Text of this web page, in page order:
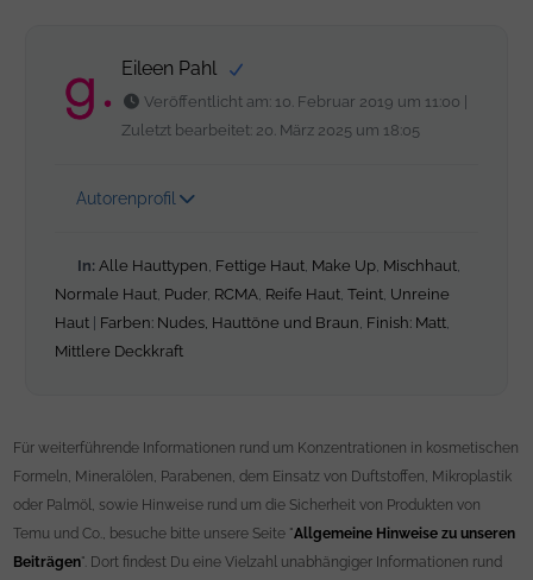
Eileen Pahl
Veröffentlicht am: 10. Februar 2019 um 11:00 |
Zuletzt bearbeitet: 20. März 2025 um 18:05
Autorenprofil
In: Alle Hauttypen Fettige Haut Make Up Mischhaut
Normale Haut Puder, RCMA Reife Haut ,Teint Unreine
Haut
Farben: Nudes, Hauttöne und Braun Finish: Matt
Mittlere Deckkraft
Für weiterführende Informationen rund um Konzentrationen in kosmetischen
Formeln, Mineralölen, Parabenen, dem Einsatz von Duftstoffen, Mikroplastik
oder Palmöl, sowie Hinweise rund um die Sicherheit von Produkten von
Temu und Co., besuche bitte unsere Seite "Allgemeine Hinweise zu unseren
Beiträgen". Dort findest Du eine Vielzahl unabhängiger Informationen rund